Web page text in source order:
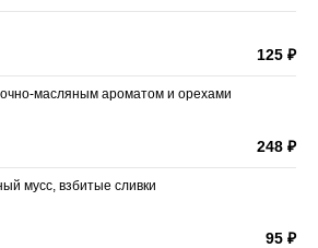
125 ₽
масляным ароматом и орехами
248 ₽
мусс, взбитые сливки
95 ₽